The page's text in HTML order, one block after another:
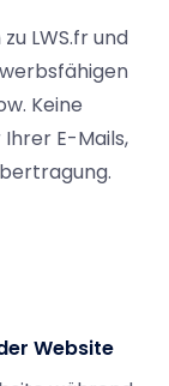
LWS.fr und
Keine
E-Mails,
Website